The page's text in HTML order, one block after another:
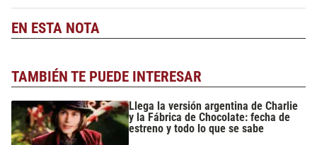
EN ESTA NOTA
TAMBIÉN TE PUEDE INTERESAR
Llega la versión argentina de Charlie
y la Fábrica de Chocolate: fecha de
estreno y todo lo que se sabe